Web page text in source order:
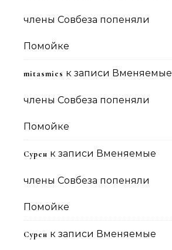
члены Совбеза попеняли
Помойке
mitasmies к записи Вменяемые
члены Совбеза попеняли
Помойке
Сурен к записи Вменяемые
члены Совбеза попеняли
Помойке
Сурен к записи Вменяемые